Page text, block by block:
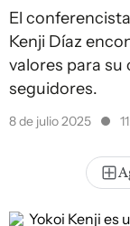
El
Kenji Díaz
valores para su
seguidores.
8 de julio 2025